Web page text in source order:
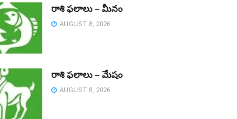
రాశి ఫలాలు – మీనం
AUGUST 8, 2026
రాశి ఫలాలు – మేషం
AUGUST 8, 2026